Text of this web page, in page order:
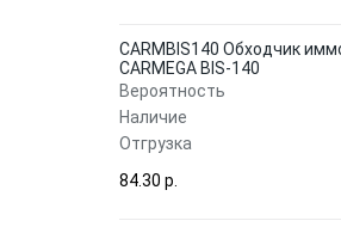
CARMBIS140 Обходчик
CARMEGA BIS-140
Вероятность
Наличие
Отгрузка
84.30 p.